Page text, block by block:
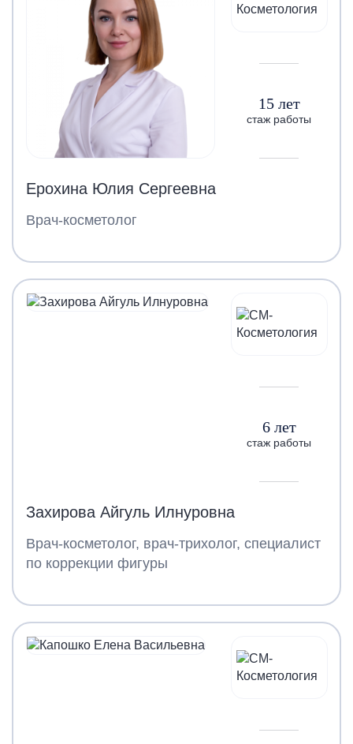
15 лет
стаж работы
Ерохина Юлия Сергеевна
Врач-косметолог
6 лет
стаж работы
Захирова Айгуль Илнуровна
Врач-косметолог, врач-трихолог, специалист
по коррекции фигуры